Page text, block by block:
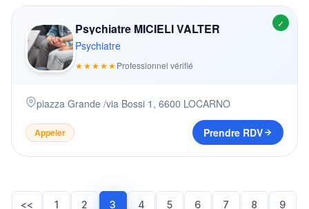
✓
Psychiatre MICIELI VALTER
Psychiatre
★★★★★Professionnel vérifié
piazza Grande /via Bossi 1 , 6600 LOCARNO
Appeler Prendre RDV
<< 1 2 3 4 5 6 7 8 9